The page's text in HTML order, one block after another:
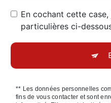
En cochant cette
particulières ci-
** Les données personnelles
fins de vous contacter et sont